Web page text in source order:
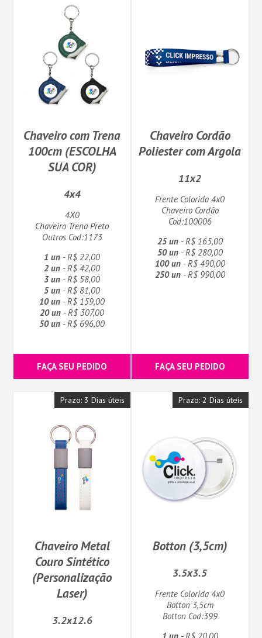
Chaveiro com Trena
100cm (ESCOLHA
SUA COR)
4x4
4X0
Chaveiro Trena Preto
Outros Cod:1173
1 un - R$ 22,00
2 un - R$ 42,00
3 un - R$ 58,00
5 un - R$ 81,00
10 un - R$ 159,00
20 un - R$ 307,00
50 un - R$ 696,00
FAÇA SEU PEDIDO
Chaveiro Cordão
Poliester com Argola
11x2
Frente Colorida 4x0
Chaveiro Cordão
Cod:100006
25 un- R$ 165,00
50 un- R$ 280,00
100 un- R$ 490,00
250 un- R$ 990,00
FAÇA SEU PEDIDO
Prazo: 3 Dias úteis
Chaveiro Metal
Couro Sintético
(Personalização
Laser)
3.2x12.6
Prazo: 2 Dias úteis
Botton (3,5cm)
3.5x3.5
Frente Colorida 4x0
Botton 3,5cm
Botton Cod:399